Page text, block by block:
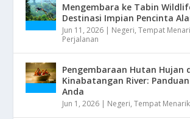
Mengembara ke Tabin
Destinasi Impian Pencinta
Jun 11, 2026 | Negeri,Tempat
Perjalanan
Pengembaraan Hutan Hujan
Kinabatangan River:
Anda
Jun 1, 2026 | Negeri,Tempat Menarik